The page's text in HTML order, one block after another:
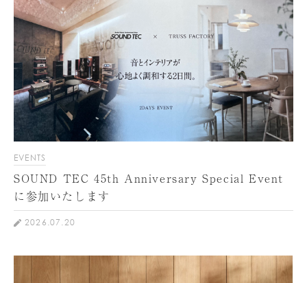
EVENTS
SOUND TEC 45th Anniversary Special Event
に参加いたします
2026.07.20